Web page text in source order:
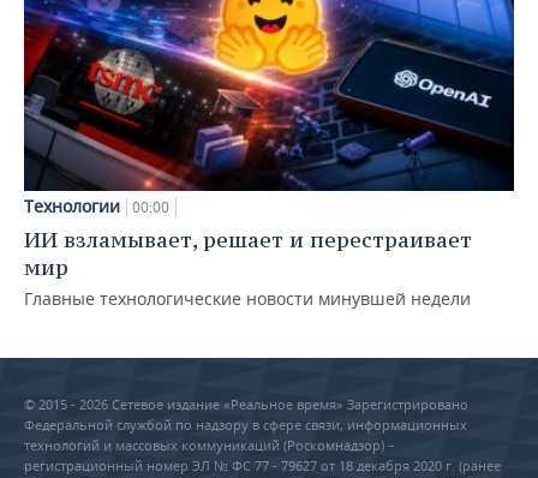
Технологии 00:00
ИИ взламывает, решает и перестраивает
мир
Главные технологические новости минувшей недели
© 2015 - 2026 Сетевое издание «Реальное время» Зарегистрировано
Федеральной службой по надзору в сфере связи, информационных
технологий и массовых коммуникаций (Роскомнадзор) –
регистрационный номер ЭЛ № ФС 77 - 79627 от 18 декабря 2020 г. (ранее